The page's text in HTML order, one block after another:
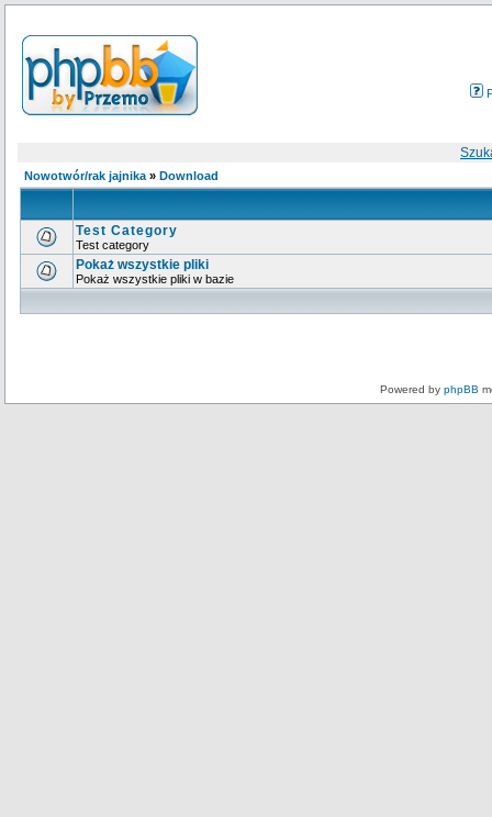
Nowotwór/rak jajnika » Download
Test Category
Test category
Pokaż wszystkie pliki
Pokaż wszystkie pliki w bazie
Powered by phpBB